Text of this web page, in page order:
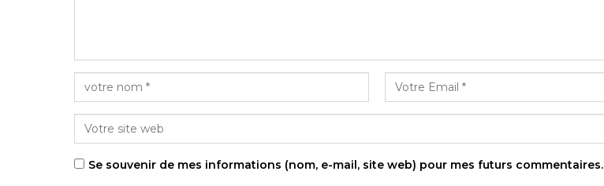
Se souvenir de mes informations (nom, e-mail, site web) pour mes futurs commentaires.